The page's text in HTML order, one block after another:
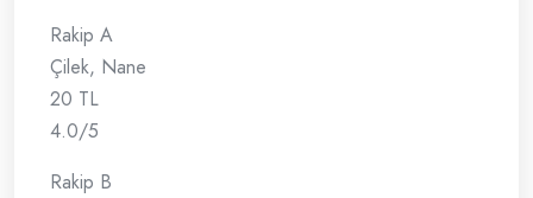
Rakip A
Çilek, Nane
20 TL
4.0/5
Rakip B